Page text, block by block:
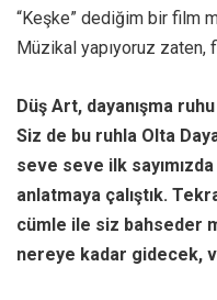
“Keşke” dediğim bir film
Müzikal yapıyoruz zaten,
Düş Art, dayanışma
Siz de bu ruhla Olta
seve seve ilk
anlatmaya çalıştık.
cümle ile siz bahseder
nereye kadar gidecek,